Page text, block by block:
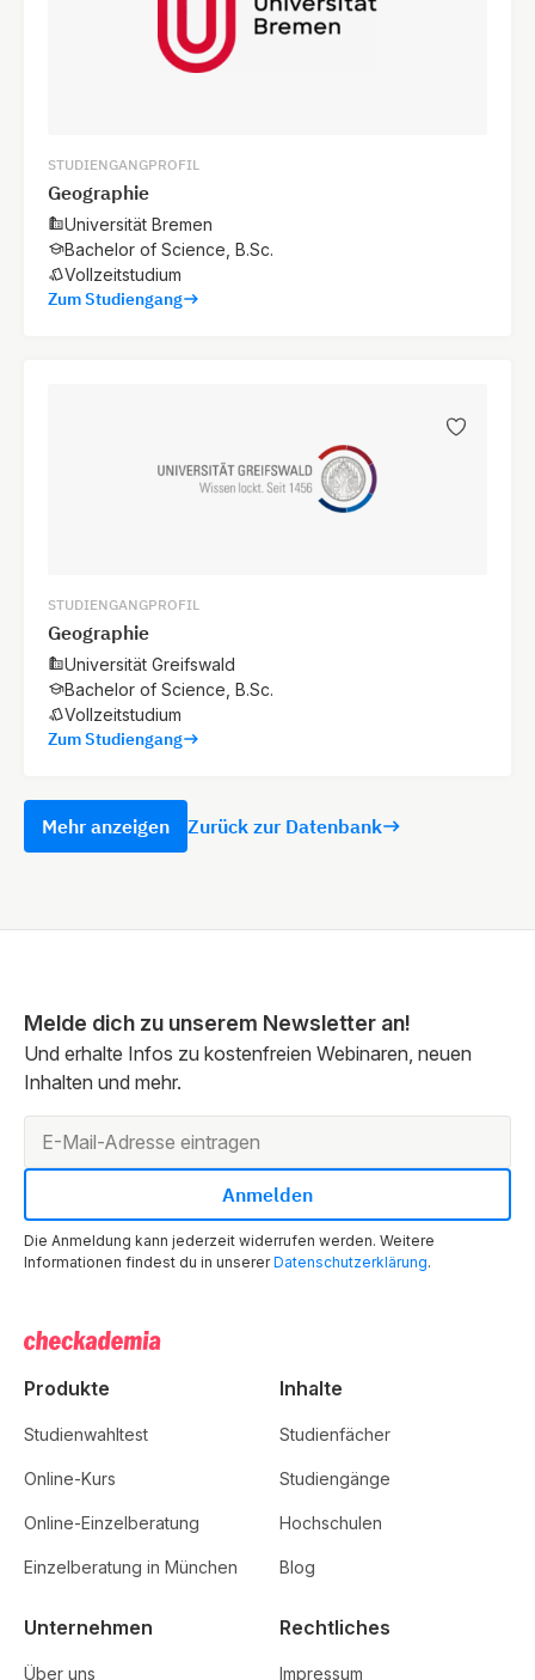
STUDIENGANGPROFIL
Geographie
Universität Bremen
Bachelor of Science, B.Sc.
Vollzeitstudium
Zum Studiengang
STUDIENGANGPROFIL
Geographie
Universität Greifswald
Bachelor of Science, B.Sc.
Vollzeitstudium
Zum Studiengang
Mehr anzeigen Zurück zur Datenbank
Melde dich zu unserem Newsletter an!
Und erhalte Infos zu kostenfreien Webinaren, neuen
Inhalten und mehr.
Die Anmeldung kann jederzeit widerrufen werden. Weitere
Informationen findest du in unsererDatenschutzerklärung.
Produkte
Studienwahltest
Online-Kurs
Online-Einzelberatung
Einzelberatung in München
Inhalte
Studienfächer
Studiengänge
Hochschulen
Blog
Unternehmen
Über uns
Rechtliches
Impressum